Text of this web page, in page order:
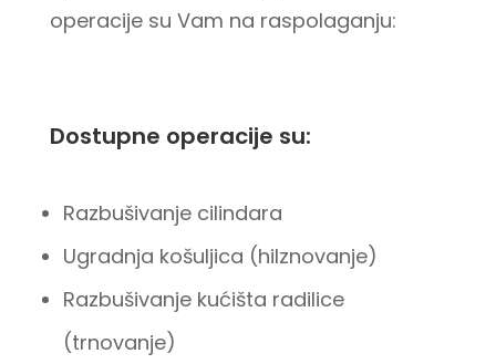
operacije su Vam na raspolaganju:
Dostupne operacije su:
Razbušivanje cilindara
Ugradnja košuljica (hilznovanje)
Razbušivanje kućišta radilice
(trnovanje)